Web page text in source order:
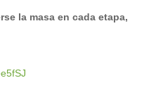
la masa en cada etapa,